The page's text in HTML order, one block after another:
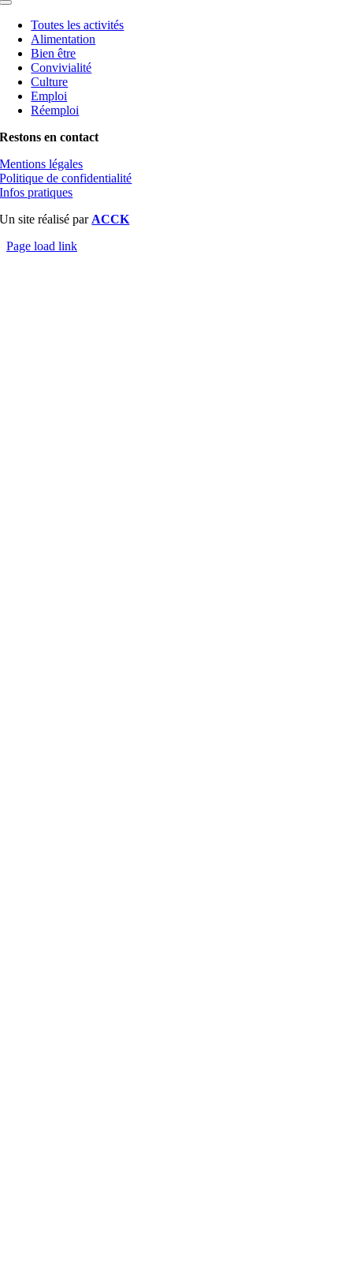
Toggle
NavigationToutes les activités
Alimentation
Bien être
Convivialité
Culture
Emploi
Réemploi
Restons en contact
Mentions légales
Politique de confidentialité
Infos pratiques
Un site réalisé par ACCK
Page load link